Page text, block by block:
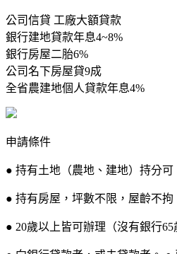
公司信貸 工廠大額貸款
銀行建地貸款年息4~8%
銀行房屋二胎6%
公司名下房屋貸9成
全省農建地個人貸款年息4%
申請條件
● 持有土地（農地、建地）持分可
● 持有房屋，坪數不限，屋齡不拘
● 20歲以上皆可辦理（沒有銀行